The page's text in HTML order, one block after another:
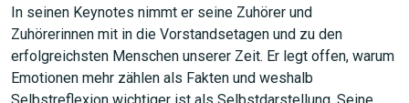
In seinen Keynotes nimmt er seine Zuhörer und
Zuhörerinnen mit in die Vorstandsetagen und zu den
erfolgreichsten Menschen unserer Zeit. Er legt offen, warum
Emotionen mehr zählen als Fakten und weshalb